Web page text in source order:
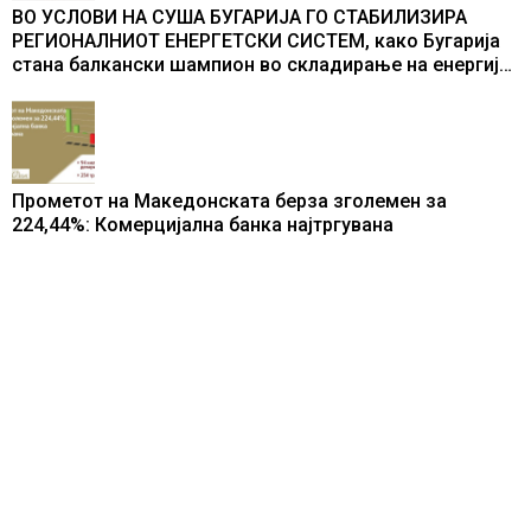
ВО УСЛОВИ НА СУША БУГАРИЈА ГО СТАБИЛИЗИРА
РЕГИОНАЛНИОТ ЕНЕРГЕТСКИ СИСТЕМ, како Бугарија
стана балкански шампион во складирање на енергија
Прометот на Македонската берза зголемен за
224,44%: Комерцијална банка најтргувана